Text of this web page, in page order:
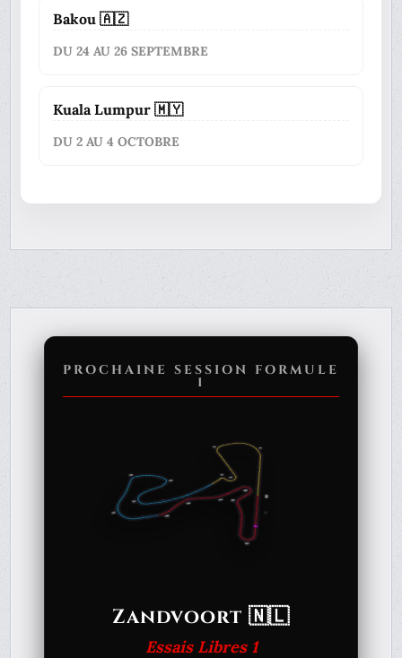
Bakou 🇦🇿
DU 24 AU 26 SEPTEMBRE
Kuala Lumpur 🇲🇾
DU 2 AU 4 OCTOBRE
PROCHAINE SESSION FORMULE
1
Zandvoort 🇳🇱
Essais Libres 1